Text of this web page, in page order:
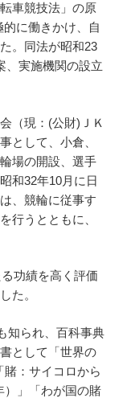
車競技法」の原
に働きかけ、自
。同法が昭和23
、実施機関の設立
（現：(公財)ＪＫ
として、小倉、
場の開設、選手
和32年10月に日
、競輪に従事す
行うとともに、
功績を高く評価
た。
知られ、百科事典
として「世界の
賭：サイコロから
）」「わが国の賭